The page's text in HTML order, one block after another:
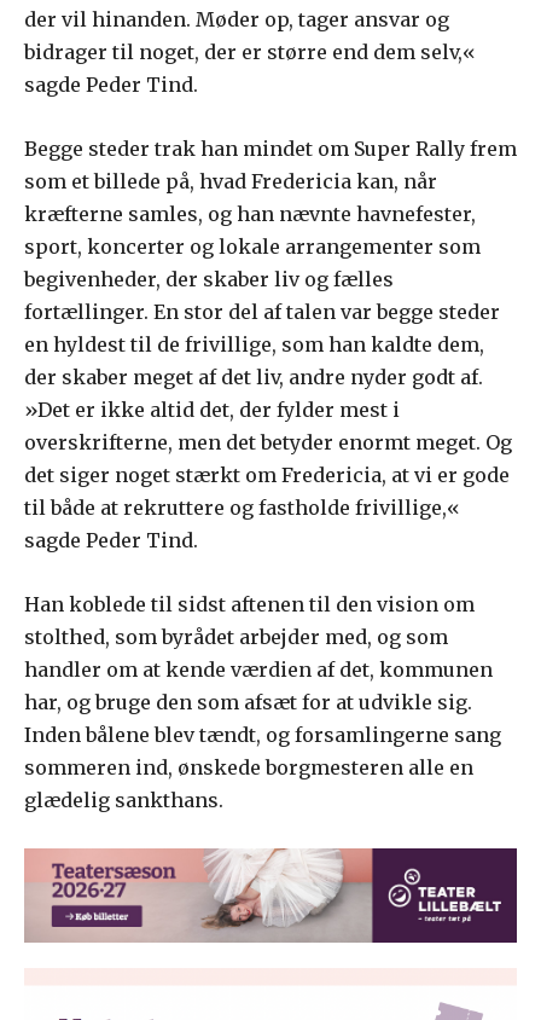
der vil hinanden. Møder op, tager ansvar og
bidrager til noget, der er større end dem selv,«
sagde Peder Tind.
Begge steder trak han mindet om Super Rally frem
som et billede på, hvad Fredericia kan, når
kræfterne samles, og han nævnte havnefester,
sport, koncerter og lokale arrangementer som
begivenheder, der skaber liv og fælles
fortællinger. En stor del af talen var begge steder
en hyldest til de frivillige, som han kaldte dem,
der skaber meget af det liv, andre nyder godt af.
»Det er ikke altid det, der fylder mest i
overskrifterne, men det betyder enormt meget. Og
det siger noget stærkt om Fredericia, at vi er gode
til både at rekruttere og fastholde frivillige,«
sagde Peder Tind.
Han koblede til sidst aftenen til den vision om
stolthed, som byrådet arbejder med, og som
handler om at kende værdien af det, kommunen
har, og bruge den som afsæt for at udvikle sig.
Inden bålene blev tændt, og forsamlingerne sang
sommeren ind, ønskede borgmesteren alle en
glædelig sankthans.